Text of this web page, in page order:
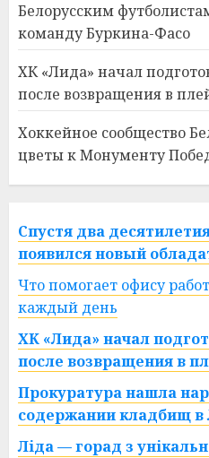
Белорусским
команду Буркина-Фасо
ХК «Лида» начал
после возвращения в
Хоккейное сообщество
цветы к Монументу
Спустя два
появился новый
Что помогает офису
каждый день
ХК «Лида» начал
после возвращения в
Прокуратура нашла
содержании кладбищ в
Ліда — горад з